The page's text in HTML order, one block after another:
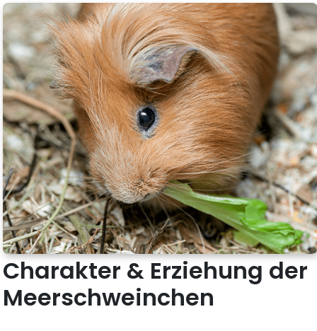
Charakter & Erziehung der
Meerschweinchen